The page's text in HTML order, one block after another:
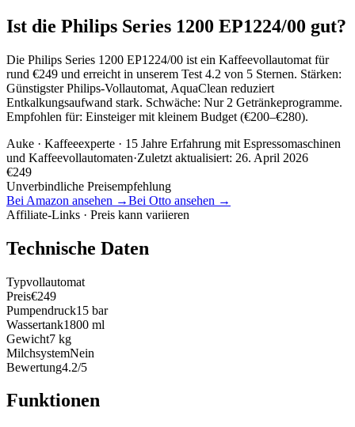
Ist die Philips Series 1200 EP1224/00 gut?
Die Philips Series 1200 EP1224/00 ist ein Kaffeevollautomat für
rund €249 und erreicht in unserem Test 4.2 von 5 Sternen. Stärken:
Günstigster Philips-Vollautomat, AquaClean reduziert
Entkalkungsaufwand stark. Schwäche: Nur 2 Getränkeprogramme.
Empfohlen für: Einsteiger mit kleinem Budget (€200–€280).
Auke · Kaffeeexperte · 15 Jahre Erfahrung mit Espressomaschinen
und Kaffeevollautomaten·Zuletzt aktualisiert: 26. April 2026
€249
Unverbindliche Preisempfehlung
Bei Amazon ansehen →Bei Otto ansehen →
Affiliate-Links · Preis kann variieren
Technische Daten
Typvollautomat
Preis€249
Pumpendruck15 bar
Wassertank1800 ml
Gewicht7 kg
MilchsystemNein
Bewertung4.2/5
Funktionen